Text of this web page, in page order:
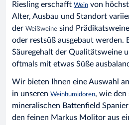
Riesling erschafft Wein von
Alter, Ausbau und Standort
der Weißweine sind
oder restsüß ausgebaut werden.
Säuregehalt der Qualitätsweine
oftmals mit etwas Süße
Wir bieten Ihnen eine Auswahl
in unseren Weinhumidoren, wie den
mineralischen Battenfield
den feinen Markus Molitor aus